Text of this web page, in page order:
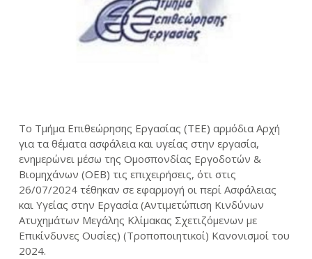
Το Τμήμα Επιθεώρησης Εργασίας (ΤΕΕ) αρμόδια Αρχή
για τα θέματα ασφάλεια και υγείας στην εργασία,
ενημερώνει μέσω της Ομοσπονδίας Εργοδοτών &
Βιομηχάνων (ΟΕΒ) τις επιχειρήσεις, ότι στις
26/07/2024 τέθηκαν σε εφαρμογή οι περί Ασφάλειας
και Υγείας στην Εργασία (Αντιμετώπιση Κινδύνων
Ατυχημάτων Μεγάλης Κλίμακας Σχετιζόμενων με
Επικίνδυνες Ουσίες) (Τροποποιητικοί) Κανονισμοί του
2024.